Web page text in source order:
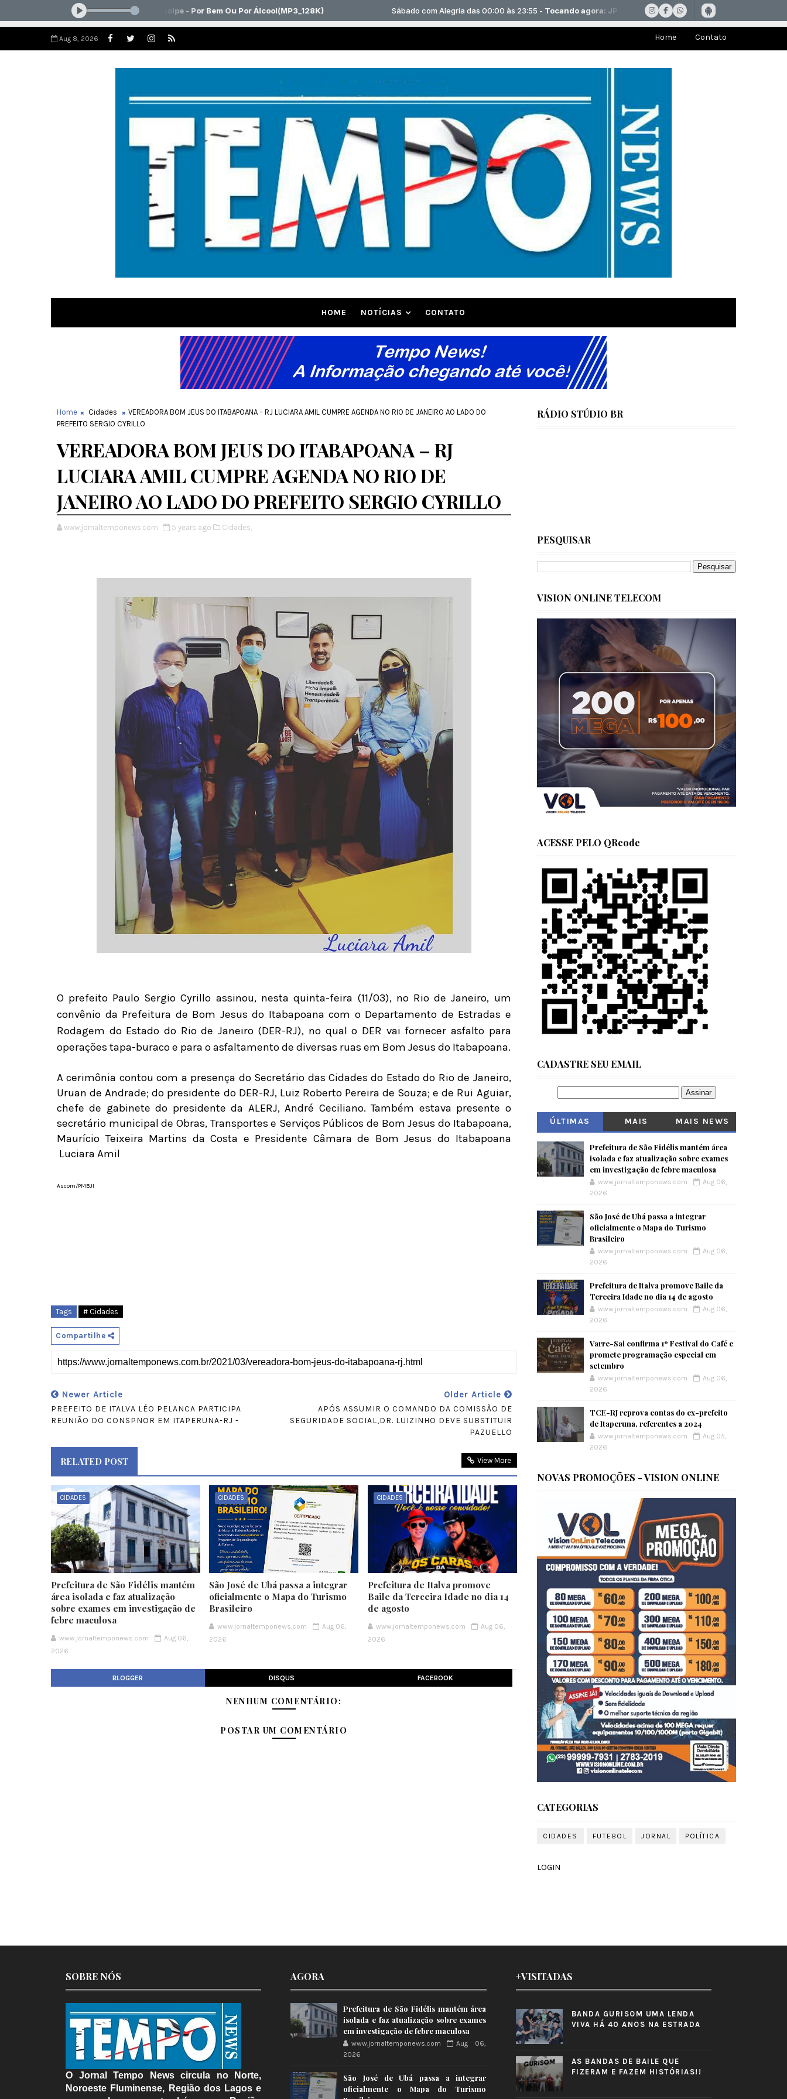
Aug 8, 2026 Home Contato
HOME NOTÍCIAS CONTATO
Home Cidades
VEREADORA BOM JEUS DO ITABAPOANA – RJ LUCIARA AMIL CUMPRE AGENDA NO RIO DE JANEIRO AO LADO DO
PREFEITO SERGIO CYRILLO
VEREADORA BOM JEUS DO ITABAPOANA – RJ
LUCIARA AMIL CUMPRE AGENDA NO RIO DE
JANEIRO AO LADO DO PREFEITO SERGIO CYRILLO
www.jornaltemponews.com 5 years ago Cidades,
O prefeito Paulo Sergio Cyrillo assinou, nesta quinta-feira (11/03), no Rio de Janeiro, um
convênio da Prefeitura de Bom Jesus do Itabapoana com o Departamento de Estradas e
Rodagem do Estado do Rio de Janeiro (DER-RJ), no qual o DER vai fornecer asfalto para
operações tapa-buraco e para o asfaltamento de diversas ruas em Bom Jesus do Itabapoana.
A cerimônia contou com a presença do Secretário das Cidades do Estado do Rio de Janeiro,
Uruan de Andrade; do presidente do DER-RJ, Luiz Roberto Pereira de Souza; e de Rui Aguiar,
chefe de gabinete do presidente da ALERJ, André Ceciliano. Também estava presente o
secretário municipal de Obras, Transportes e Serviços Públicos de Bom Jesus do Itabapoana,
Maurício Teixeira Martins da Costa e Presidente Câmara de Bom Jesus do Itabapoana
Luciara Amil
Ascom/PMBJI
Tags # Cidades
Compartilhe
Newer Article
PREFEITO DE ITALVA LÉO PELANCA PARTICIPA
REUNIÃO DO CONSPNOR EM ITAPERUNA-RJ -
Older Article
APÓS ASSUMIR O COMANDO DA COMISSÃO DE
SEGURIDADE SOCIAL,DR. LUIZINHO DEVE SUBSTITUIR
PAZUELLO
RELATED POST View More
CIDADES
Prefeitura de São Fidélis mantém
área isolada e faz atualização
sobre exames em investigação de
febre maculosa
www.jornaltemponews.com
Aug 06,
2026
CIDADES
São José de Ubá passa a integrar
oficialmente o Mapa do Turismo
Brasileiro
www.jornaltemponews.com
Aug 06,
2026
CIDADES
Prefeitura de Italva promove
Baile da Terceira Idade no dia 14
de agosto
www.jornaltemponews.com
Aug 06,
2026
BLOGGER DISQUS FACEBOOK
NENHUM COMENTÁRIO:
POSTAR UM COMENTÁRIO
RÁDIO STÚDIO BR
PESQUISAR
VISION ONLINE TELECOM
ACESSE PELO QRcode
CADASTRE SEU EMAIL
ÚLTIMAS
MAIS
MAIS NEWS
Prefeitura de São Fidélis mantém área
isolada e faz atualização sobre exames
em investigação de febre maculosa
www.jornaltemponews.com
Aug 06,
2026
São José de Ubá passa a integrar
oficialmente o Mapa do Turismo
Brasileiro
www.jornaltemponews.com
Aug 06,
2026
Prefeitura de Italva promove Baile da
Terceira Idade no dia 14 de agosto
www.jornaltemponews.com
Aug 06,
2026
Varre-Sai confirma 1º Festival do Café e
promete programação especial em
setembro
www.jornaltemponews.com
Aug 06,
2026
TCE-RJ reprova contas do ex-prefeito
de Itaperuna, referentes a 2024
www.jornaltemponews.com
Aug 05,
2026
NOVAS PROMOÇÕES - VISION ONLINE
CATEGORIAS
CIDADES FUTEBOL JORNAL POLÍTICA
LOGIN
SOBRE NÓS
O Jornal Tempo News circula no Norte,
Noroeste Fluminense, Região dos Lagos e
AGORA
Prefeitura de São Fidélis mantém área
isolada e faz atualização sobre exames
em investigação de febre maculosa
www.jornaltemponews.com
Aug 06,
2026
São José de Ubá passa a integrar
oficialmente o Mapa do Turismo
+VISITADAS
BANDA GURISOM UMA LENDA
VIVA HÁ 40 ANOS NA ESTRADA
AS BANDAS DE BAILE QUE
FIZERAM E FAZEM HISTÓRIAS!!